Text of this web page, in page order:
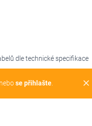
dle technické specifikace
clear
se přihlašte.